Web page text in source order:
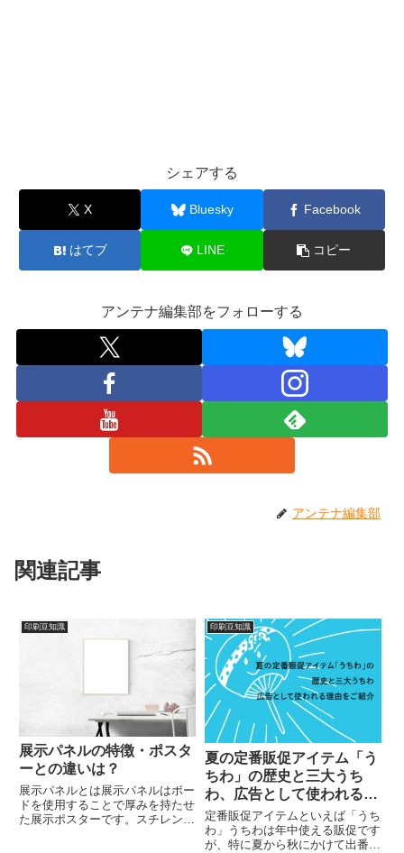
シェアする
X Bluesky Facebook
はてブ LINE コピー
アンテナ編集部をフォローする
アンテナ編集部
関連記事
印刷豆知識
展示パネルの特徴・ポスタ
ーとの違いは？
展示パネルとは展示パネルはボー
ドを使用することで厚みを持たせ
た展示ポスターです。スチレンボ
印刷豆知識
夏の定番販促アイテム「う
ちわ」の歴史と三大うち
わ、広告として使われる理
由をご紹介
定番販促アイテムといえば「うち
わ」うちわは年中使える販促です
が、特に夏から秋にかけて出番が